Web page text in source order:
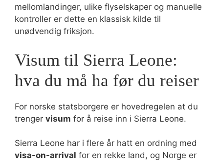
mellomlandinger, ulike flyselskaper og manuelle
kontroller er dette en klassisk kilde til
unødvendig friksjon.
Visum til Sierra Leone:
hva du må ha før du reiser
For norske statsborgere er hovedregelen at du
trenger visum for å reise inn i Sierra Leone.
Sierra Leone har i flere år hatt en ordning med
visa-on-arrival for en rekke land, og Norge er